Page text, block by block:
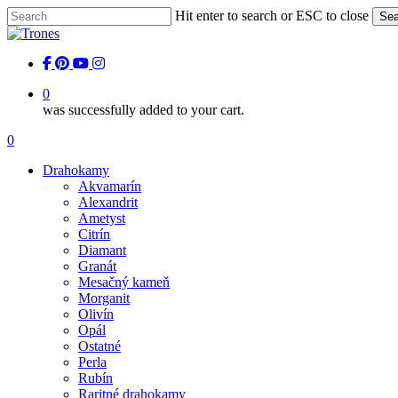
Skip
to
content
Hit enter to search or ESC to close
Close
facebook
pinterest
youtubeinstagram
0
was successfully added to your cart.
Menu
0
Drahokamy
Akvamarín
Alexandrit
Ametyst
Citrín
Diamant
Granát
Mesačný kameň
Morganit
Olivín
Opál
Ostatné
Perla
Rubín
Raritné drahokamy